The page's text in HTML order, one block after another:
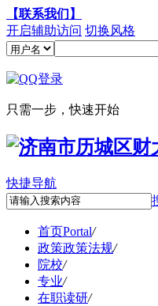
【联系我们】
开启辅助访问 切换风格
只需一步，快速开始
快捷导航
首页Portal/
政策政策法规/
院校/
专业/
在职读研/